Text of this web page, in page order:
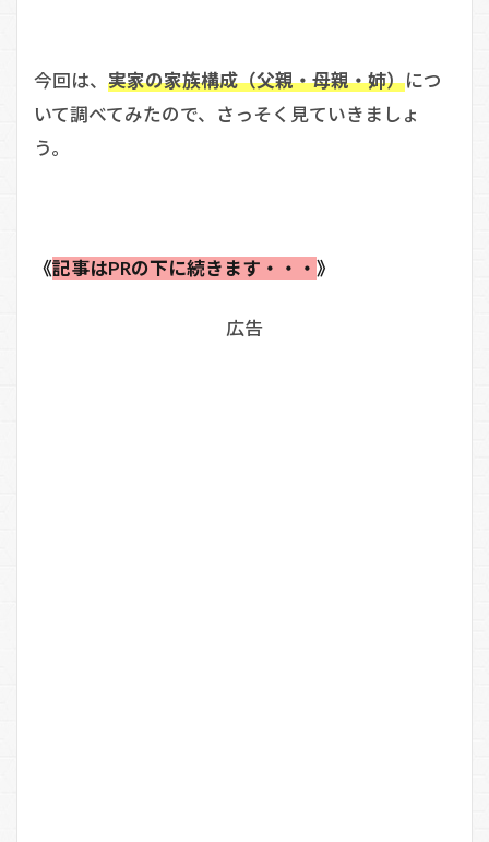
今回は、 実家の家族構成（父親・母親・姉）につ
いて調べてみたので、さっそく見ていきましょ
う。
《記事はPRの下に続きます・・・ 》
広告